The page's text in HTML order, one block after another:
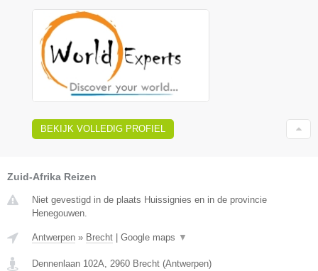
BEKIJK VOLLEDIG PROFIEL
Zuid-Afrika Reizen
Niet gevestigd in de plaats Huissignies en in de provincie
Henegouwen.
Antwerpen » Brecht Google maps ▼
Dennenlaan 102A 2960 Brecht (Antwerpen)